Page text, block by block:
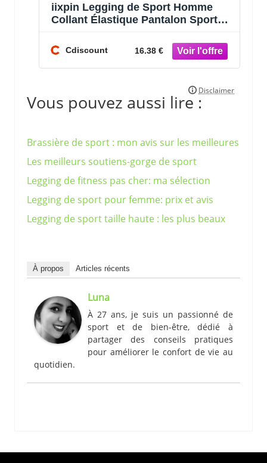
iixpin Legging de Sport Homme
Collant Élastique Pantalon Sport
Cdiscount 16.38 €
Vous pouvez aussi lire :
Brassière de sport : mon avis sur les meilleures
Les meilleurs soutiens-gorge de sport
Legging de fitness pas cher: ma sélection
Legging de sport pour femme: prix et avis
Legging de sport taille haute : les plus beaux
À propos Articles récents
Luna
À 27 ans, je suis un passionné de
sport et de bien-être, dédié à
partager des conseils pratiques
pour améliorer le confort de vie au
quotidien.